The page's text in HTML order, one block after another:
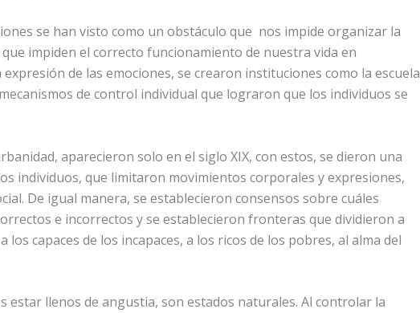
se han visto como un obstáculo que nos impide organizar la
que impiden el correcto funcionamiento de nuestra vida en
de las emociones, se crearon instituciones como la escuela
de control individual que lograron que los individuos se
aparecieron solo en el siglo XIX, con estos, se dieron una
individuos, que limitaron movimientos corporales y expresiones,
De igual manera, se establecieron consensos sobre cuáles
e incorrectos y se establecieron fronteras que dividieron a
los capaces de los incapaces, a los ricos de los pobres, al alma del
estar llenos de angustia, son estados naturales. Al controlar la